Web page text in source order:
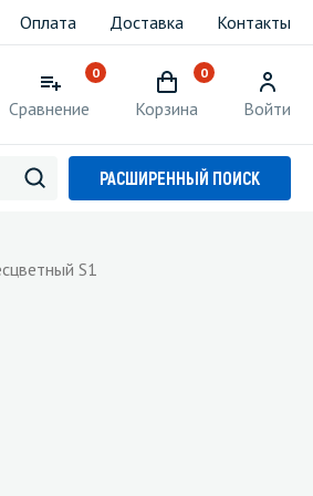
Оплата Доставка Контакты
0
Сравнение
0
Корзина Войти
РАСШИРЕННЫЙ ПОИСК
S1